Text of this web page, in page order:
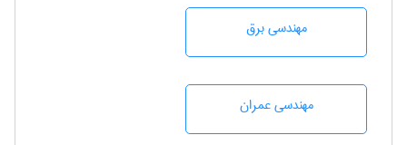
مهندسی برق
مهندسی عمران